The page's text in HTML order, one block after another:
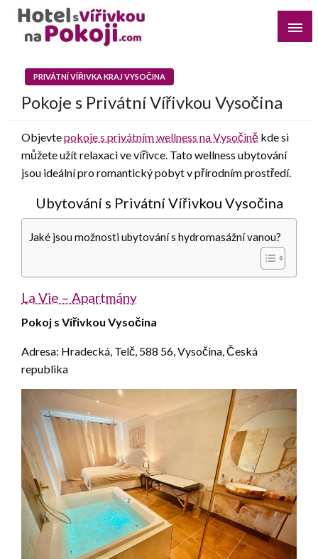
Skip
content
pokoji v destinaci, kterou preferujete
PRIVÁTNÍ VÍŘIVKA KRAJ VYSOČINA
Pokoje s Privátní Vířivkou Vysočina
Objevtepokoje s privátním wellness na Vysočině kde si
můžete užít relaxaci ve vířivce. Tato wellness ubytování
jsou ideální pro romantický pobyt v přírodním prostředí.
Ubytování s Privátní Vířivkou Vysočina
Jaké jsou možnosti ubytování s hydromasážní vanou?
La Vie – Apartmány
Pokoj s Vířivkou Vysočina
Adresa: Hradecká, Telč, 588 56, Vysočina, Česká
republika